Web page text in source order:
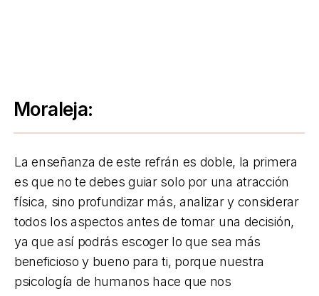
Moraleja:
La enseñanza de este refrán es doble, la primera
es que no te debes guiar solo por una atracción
física, sino profundizar más, analizar y considerar
todos los aspectos antes de tomar una decisión,
ya que así podrás escoger lo que sea más
beneficioso y bueno para ti, porque nuestra
psicología de humanos hace que nos